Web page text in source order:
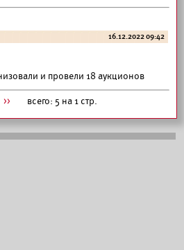
16.12.2022 09:42
и провели 18 аукционов
>> всего: 5 на 1 стр.